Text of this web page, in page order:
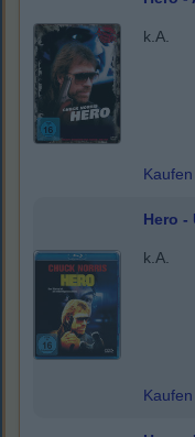
k.A.
Kaufen
Hero -
k.A.
Kaufen